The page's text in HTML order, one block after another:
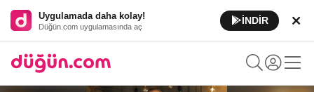
Uygulamada daha kolay!
Düğün.com uygulamasında aç
İNDİR